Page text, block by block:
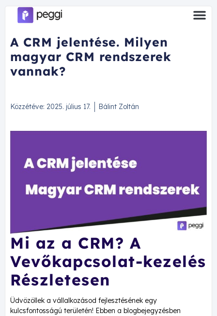
A CRM jelentése. Milyen
magyar CRM rendszerek
vannak?
Közzétéve: 2025. július 17. Bálint Zoltán
Mi az a CRM? A
Vevőkapcsolat-kezelés
Részletesen
Üdvözöllek a vállalkozásod fejlesztésének egy
kulcsfontosságú területén! Ebben a blogbejegyzésben